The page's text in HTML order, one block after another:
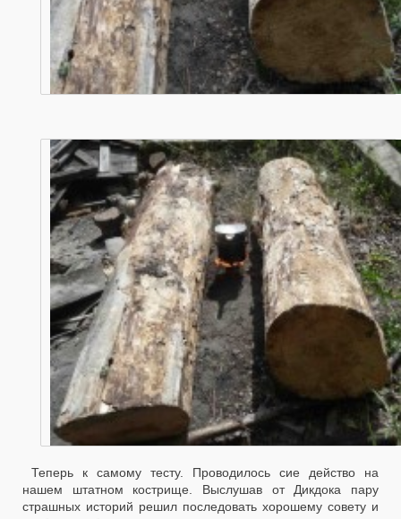
Теперь к самому тесту. Проводилось сие действо на
нашем штатном кострище. Выслушав от Дикдока пару
страшных историй решил последовать хорошему совету и